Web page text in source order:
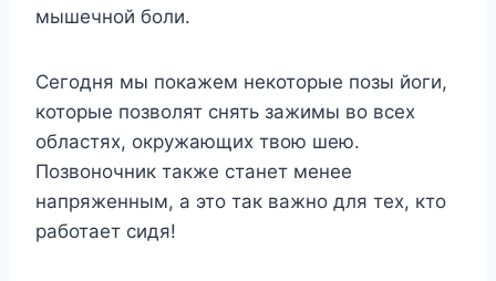
мышечной боли.
Сегодня мы покажем некоторые позы йоги,
которые позволят снять зажимы во всех
областях, окружающих твою шею.
Позвоночник также станет менее
напряженным, а это так важно для тех, кто
работает сидя!